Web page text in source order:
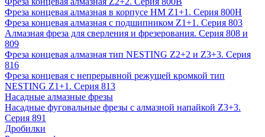
Фреза концевая алмазная в корпусе НМ Z1+1. Серия 800H
Фреза концевая алмазная с подшипником Z1+1. Серия 803
Алмазная фреза для сверления и фрезерования. Серия 808 и
809
Фреза концевая алмазная тип NESTING Z2+2 и Z3+3. Серия
816
Фреза концевая с непрерывной режущей кромкой тип
NESTING Z1+1. Серия 813
Насадные алмазные фрезы
Насадные фуговальные фрезы с алмазной напайкой Z3+3.
Серия 891
Дробилки